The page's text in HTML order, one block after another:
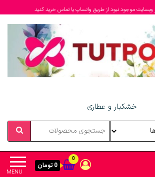
وبسایت موجود نبود از طریق واتساپ یا تماس خرید کنید
خشکبار و عطاری
MENU
0
0 تومان